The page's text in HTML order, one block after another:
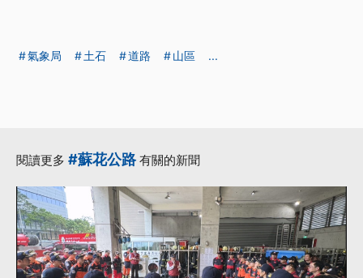
氣象局 土石 道路 山區 ...
閱讀更多 #蘇花公路有關的新聞